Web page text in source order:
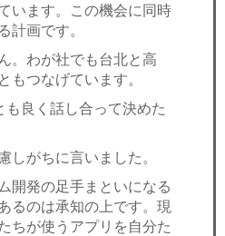
います。この機会に同時
計画です。
。わが社でも台北と高
もつなげています。
も良く話し合って決めた
がちに言いました。
開発の足手まといになる
るのは承知の上です。現
ちが使うアプリを自分た